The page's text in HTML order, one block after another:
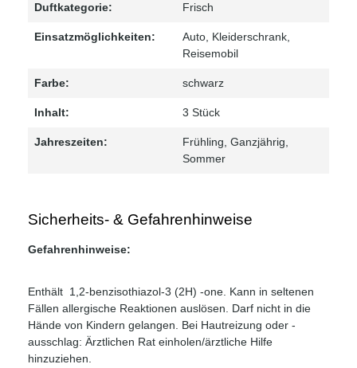
Duftkategorie: Frisch
Einsatzmöglichkeiten: Auto, Kleiderschrank,
Reisemobil
Farbe: schwarz
Inhalt: 3 Stück
Jahreszeiten: Frühling, Ganzjährig,
Sommer
Sicherheits- & Gefahrenhinweise
Gefahrenhinweise:
Enthält 1,2-benzisothiazol-3 (2H) -one. Kann in seltenen
Fällen allergische Reaktionen auslösen. Darf nicht in die
Hände von Kindern gelangen. Bei Hautreizung oder -
ausschlag: Ärztlichen Rat einholen/ärztliche Hilfe
hinzuziehen.